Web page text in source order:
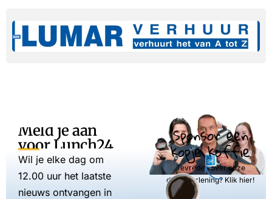
Meld je aan
voor Lunch24
Wil je elke dag om
12.00 uur het laatste
nieuws ontvangen in
Sponsor een
kopje koffie
Tevreden over onze
dienstverlening? Klik hier!